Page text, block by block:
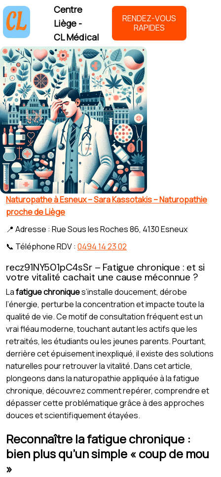
Centre
Liège -
CL Médical
RENDEZ-VOUS
RAPIDES
Naturopathe à Esneux – Sara Kassotakis – Naturopathie
proche de Liège
📍 Adresse : Rue Sous les Roches 86, 4130 Esneux
📞 Téléphone RDV : 0494 14 23 02
recz91NY501pC4sSr – Fatigue chronique : et si
votre vitalité cachait une cause méconnue ?
Lafatigue chroniques’installe doucement, dérobe
l’énergie, perturbe la concentration et impacte toute la
qualité de vie. Ce motif de consultation fréquent est un
vrai fléau moderne, touchant autant les actifs que les
retraités, les étudiants ou les jeunes parents. Pourtant,
derrière cet épuisement inexpliqué, il existe des solutions
naturelles pour retrouver la vitalité. Dans cet article,
plongeons dans la naturopathie appliquée à la fatigue
chronique, découvrez comment repérer, comprendre et
dépasser cette problématique grâce à des approches
douces et scientifiquement étayées.
Reconnaître la fatigue chronique :
bien plus qu’un simple « coup de mou
»